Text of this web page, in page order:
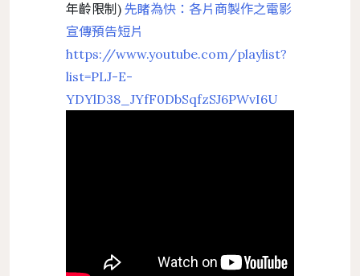
年齡限制) 先睹為快：各片商製作之電影
宣傳預告短片
https://www.youtube.com/playlist?
list=PLJ-E-
YDYlD38_JYfF0DbSqfzSJ6PWvI6U